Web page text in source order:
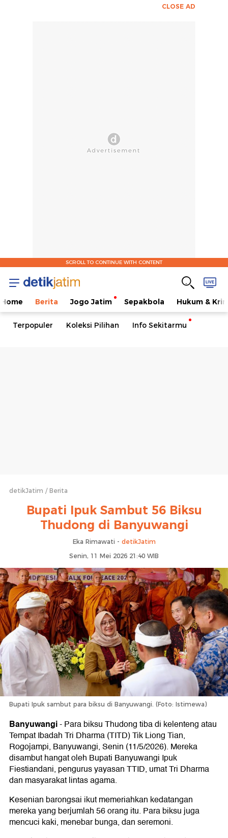
CLOSE AD
SCROLL TO CONTINUE WITH CONTENT
Home Berita Jogo Jatim Sepakbola Hukum &
Terpopuler Koleksi Pilihan Info Sekitarmu
detikJatim Berita
Bupati Ipuk Sambut 56 Biksu
Thudong di Banyuwangi
Eka Rimawati - detikJatim
Senin, 11 Mei 2026 21:40 WIB
Bupati Ipuk sambut para biksu di Banyuwangi. (Foto: Istimewa)
Banyuwangi-Para biksu Thudong tiba di kelenteng atau
Tempat Ibadah Tri Dharma (TITD) Tik Liong Tian,
Rogojampi, Banyuwangi, Senin (11/5/2026). Mereka
disambut hangat oleh Bupati Banyuwangi Ipuk
Fiestiandani, pengurus yayasan TTID, umat Tri Dharma
dan masyarakat lintas agama.
Kesenian barongsai ikut memeriahkan kedatangan
mereka yang berjumlah 56 orang itu. Para biksu juga
mencuci kaki, menebar bunga, dan seremoni.